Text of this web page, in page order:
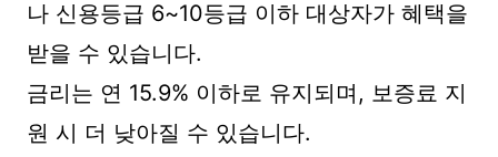
나 신용등급 6~10등급 이하 대상자가 혜택을
받을 수 있습니다.
금리는 연 15.9% 이하로 유지되며, 보증료 지
원 시 더 낮아질 수 있습니다.